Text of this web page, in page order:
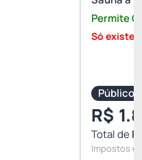
Permite
Só existe
Público
R$
Total de
Impostos e